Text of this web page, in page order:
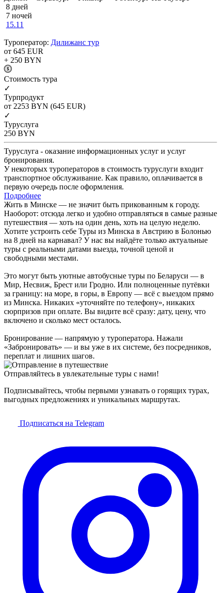
8 дней
7 ночей
15.11
Туроператор: Дилижанс тур
от 645 EUR
+ 250 BYN
Cтоимость тура
✓
Турпродукт
от 2253 BYN (645 EUR)
✓
Туруслуга
250 BYN
Туруслуга - оказание информационных услуг и услуг
бронирования.
У некоторых туроператоров в стоимость туруслуги входит
транспортное обслуживание. Как правило, оплачивается в
первую очередь после оформления.
Подробнее
Жить в Минске — не значит быть прикованным к городу.
Наоборот: отсюда легко и удобно отправляться в самые разные
путешествия — хоть на один день, хоть на целую неделю.
Хотите устроить себе Туры из Минска в Австрию в Болонью
на 8 дней на карнавал? У нас вы найдёте только актуальные
туры с реальными датами выезда, точной ценой и
свободными местами.
Это могут быть уютные автобусные туры по Беларуси — в
Мир, Несвиж, Брест или Гродно. Или полноценные путёвки
за границу: на море, в горы, в Европу — всё с выездом прямо
из Минска. Никаких «уточняйте по телефону», никаких
сюрпризов при оплате. Вы видите всё сразу: дату, цену, что
включено и сколько мест осталось.
Бронирование — напрямую у туроператора. Нажали
«Забронировать» — и вы уже в их системе, без посредников,
переплат и лишних шагов.
Отправляйтесь в увлекательные туры с нами!
Подписывайтесь, чтобы первыми узнавать о горящих турах,
выгодных предложениях и уникальных маршрутах.
Подписаться на Telegram